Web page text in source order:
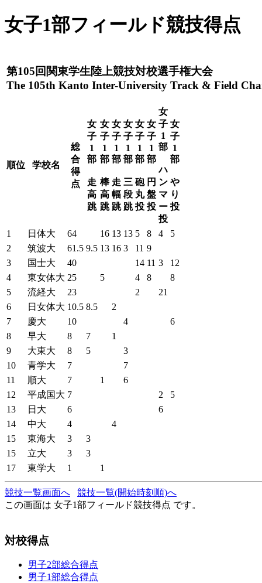
女子1部フィールド競技得点
第105回関東学生陸上競技対校選手権大会
The 105th Kanto Inter-University Track & Field
順位 学校名
総
合
得
点
女
子
1
部
走
高
跳
女
子
1
部
棒
高
跳
女
子
1
部
走
幅
跳
女
子
1
部
三
段
跳
女
子
1
部
砲
丸
投
女
子
1
部
円
盤
投
女
子
1
部
ハ
ン
マ
ー
投
女
子
1
部
や
り
投
1 日体大 64 16 13 13 5 8 4
5
2
筑波大 61.5 9.5 13 16 3 11 9
3
国士大 40 14 11 3
12
4
東女体大 25 5 4 8
8
5
流経大 23 2
21
6
日女体大 10.5 8.5
2
7
慶大 10 4
6
8
早大 8 7
1
9
大東大 8 5
3
10
青学大 7
7
11
順大 7 1
6
12
平成国大 7 2
5
13
日大 6
6
14
中大 4
4
15
東海大 3
3
15
立大 3
3
17
東学大 1 1
競技一覧画面へ
競技一覧(開始時刻順)へ
この画面は 女子1部フィールド競技得点 です。
対校得点
男子2部総合得点
男子1部総合得点